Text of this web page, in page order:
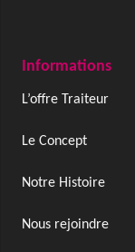
Informations
L’offre Traiteur
Le Concept
Notre Histoire
Nous rejoindre